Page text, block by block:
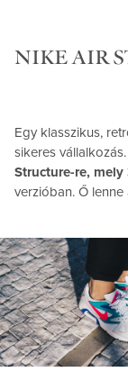
NIKE AIR
Egy klasszikus,
sikeres
Structure-re,
verzióban. Ő lenne